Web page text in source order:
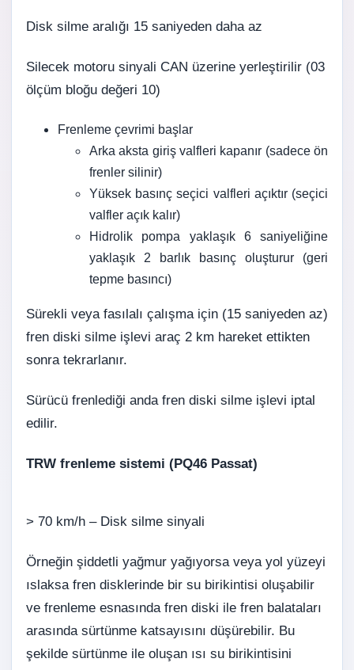
Disk silme aralığı 15 saniyeden daha az
Silecek motoru sinyali CAN üzerine yerleştirilir (03
ölçüm bloğu değeri 10)
Frenleme çevrimi başlar
Arka aksta giriş valfleri kapanır (sadece ön
frenler silinir)
Yüksek basınç seçici valfleri açıktır (seçici
valfler açık kalır)
Hidrolik pompa yaklaşık 6 saniyeliğine
yaklaşık 2 barlık basınç oluşturur (geri
tepme basıncı)
Sürekli veya fasılalı çalışma için (15 saniyeden az)
fren diski silme işlevi araç 2 km hareket ettikten
sonra tekrarlanır.
Sürücü frenlediği anda fren diski silme işlevi iptal
edilir.
TRW frenleme sistemi (PQ46 Passat)
> 70 km/h – Disk silme sinyali
Örneğin şiddetli yağmur yağıyorsa veya yol yüzeyi
ıslaksa fren disklerinde bir su birikintisi oluşabilir
ve frenleme esnasında fren diski ile fren balataları
arasında sürtünme katsayısını düşürebilir. Bu
şekilde sürtünme ile oluşan ısı su birikintisini